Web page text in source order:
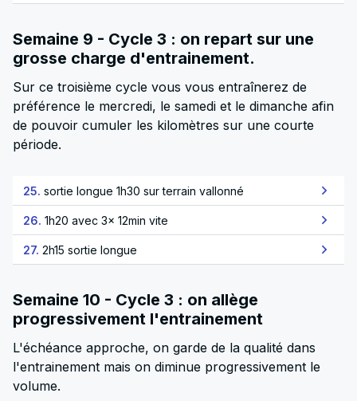
Semaine 9 - Cycle 3 : on repart sur une
grosse charge d'entrainement.
Sur ce troisième cycle vous vous entraînerez de
préférence le mercredi, le samedi et le dimanche afin
de pouvoir cumuler les kilomètres sur une courte
période.
25. sortie longue 1h30 sur terrain vallonné
26. 1h20 avec 3x 12min vite
27. 2h15 sortie longue
Semaine 10 - Cycle 3 : on allège
progressivement l'entrainement
L'échéance approche, on garde de la qualité dans
l'entrainement mais on diminue progressivement le
volume.